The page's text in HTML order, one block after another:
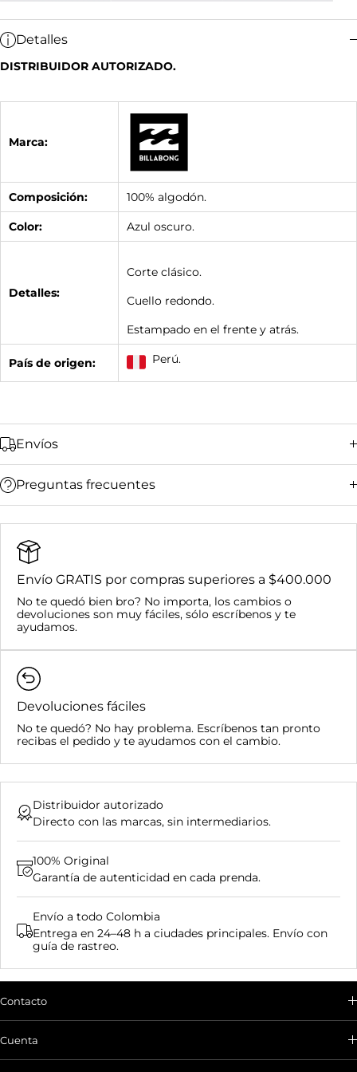
Detalles
DISTRIBUIDOR AUTORIZADO.
Marca:
Composición: 100% algodón.
Color: Azul oscuro.
Detalles:
Corte clásico.
Cuello redondo.
Estampado en el frente y atrás.
País de origen: Perú.
Envíos
Barranquilla):
Bucaramanga y su área metropolitana:
Nacional:
Compras superiores a $400.000:
Preguntas frecuentes
Envío GRATIS por compras superiores a $400.000
No te quedó bien bro? No importa, los cambios o
devoluciones son muy fáciles, sólo escríbenos y te
ayudamos.
Devoluciones fáciles
No te quedó? No hay problema. Escríbenos tan pronto
recibas el pedido y te ayudamos con el cambio.
Distribuidor autorizado
Directo con las marcas, sin intermediarios.
100% Original
Garantía de autenticidad en cada prenda.
Envío a todo Colombia
Entrega en 24–48 h a ciudades principales. Envío con
guía de rastreo.
Contacto
chatea con nosotros:
Cuenta